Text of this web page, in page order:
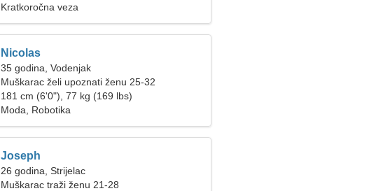
Kratkoročna veza
Nicolas
35 godina, Vodenjak
Muškarac želi upoznati ženu 25-32
181 cm (6'0"), 77 kg (169 lbs)
Moda, Robotika
Joseph
26 godina, Strijelac
Muškarac traži ženu 21-28